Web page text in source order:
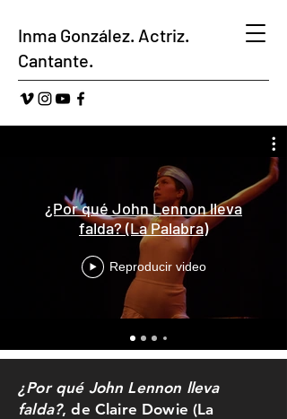
Inma González. Actriz.
Cantante.
¿Por qué John Lennon lleva
falda? (La Palabra)
Reproducir video
¿Por qué John Lennon lleva
falda?, de Claire Dowie (La